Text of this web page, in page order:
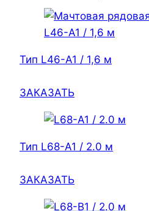
Тип L46-A1 / 1,6 м
ЗАКАЗАТЬ
Тип L68-A1 / 2.0 м
ЗАКАЗАТЬ